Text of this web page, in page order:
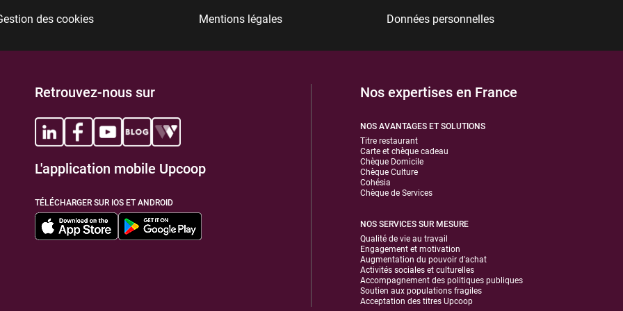
des cookies Mentions légales Données personnelles
Retrouvez-nous sur
L'application mobile Upcoop
TÉLÉCHARGER SUR IOS ET ANDROID
Nos expertises en France
NOS AVANTAGES ET SOLUTIONS
Titre restaurant
Carte et chèque cadeau
Chèque Domicile
Chèque Culture
Cohésia
Chèque de Services
NOS SERVICES SUR MESURE
Qualité de vie au travail
Engagement et motivation
Augmentation du pouvoir d'achat
Activités sociales et culturelles
Accompagnement des politiques publiques
Soutien aux populations fragiles
Acceptation des titres Upcoop